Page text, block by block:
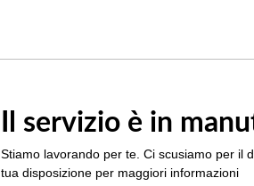
Il servizio è in
Stiamo lavorando per te. Ci scusiamo per il
tua disposizione per maggiori informazioni